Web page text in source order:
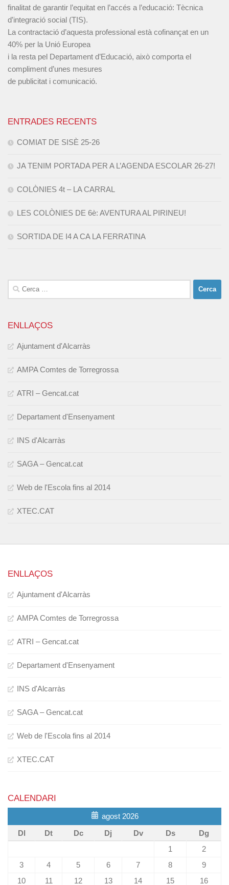
finalitat de garantir l’equitat en l’accés a l’educació: Tècnica
d’integració social (TIS).
La contractació d’aquesta professional està cofinançat en un
40% per la Unió Europea
i la resta pel Departament d’Educació, això comporta el
compliment d’unes mesures
de publicitat i comunicació.
ENTRADES RECENTS
COMIAT DE SISÈ 25-26
JA TENIM PORTADA PER A L’AGENDA ESCOLAR 26-27!
COLÒNIES 4t – LA CARRAL
LES COLÒNIES DE 6è: AVENTURA AL PIRINEU!
SORTIDA DE I4 A CA LA FERRATINA
Cerca:
ENLLAÇOS
Ajuntament d'Alcarràs
AMPA Comtes de Torregrossa
ATRI – Gencat.cat
Departament d'Ensenyament
INS d'Alcarràs
SAGA – Gencat.cat
Web de l'Escola fins al 2014
XTEC.CAT
ENLLAÇOS
Ajuntament d'Alcarràs
AMPA Comtes de Torregrossa
ATRI – Gencat.cat
Departament d'Ensenyament
INS d'Alcarràs
SAGA – Gencat.cat
Web de l'Escola fins al 2014
XTEC.CAT
CALENDARI
agost 2026
Dl
Dt Dc Dj Dv Ds
Dg
1
2
3
4 5 6 7 8
9
10
11 12 13 14 15 16